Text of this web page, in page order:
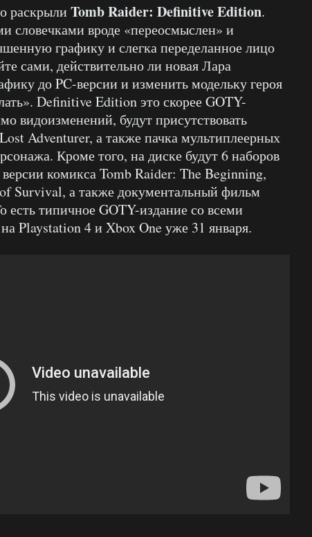
раскрыли Tomb Raider: Definitive Edition.
словечками вроде «переосмыслен» и
графику и слегка переделанное лицо
сами, действительно ли новая Лара
до PC-версии и изменить модельку героя
Definitive Edition это скорее GOTY-
видоизменений, будут присутствовать
Adventurer, а также пачка мультиплеерных
Кроме того, на диске будут 6 наборов
комикса Tomb Raider: The Beginning,
Survival, а также документальный фильм
типичное GOTY-издание со всеми
Playstation 4 и Xbox One уже 31 января.